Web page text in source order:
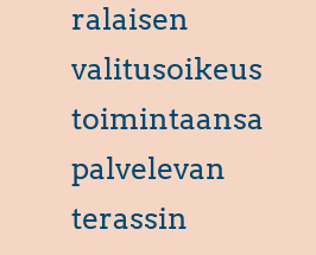
ralaisen
valitusoikeus
toimintaansa
palvelevan
terassin